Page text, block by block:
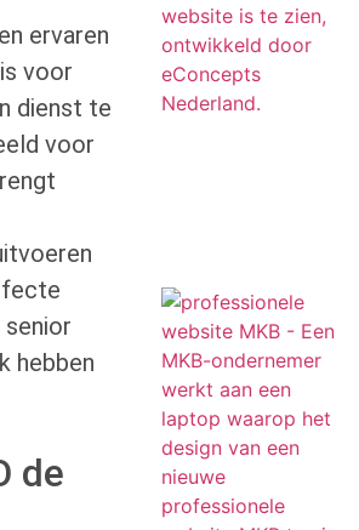
ervaren
voor
dienst te
voor
hebben
de